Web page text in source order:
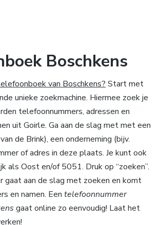
Boschkens
van Boschkens? Start met
unieke zoekmachine. Hiermee zoek je
telefoonnummers, adressen en
uit Goirle. Ga aan de slag met met een
de Brink), een onderneming (bijv.
of adres in deze plaats. Je kunt ook
als Oost en/of 5051. Druk op “zoeken”.
gaat aan de slag met zoeken en komt
en namen. Een telefoonnummer
gaat online zo eenvoudig! Laat het